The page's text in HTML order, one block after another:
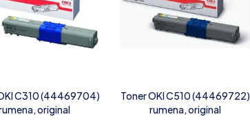
C310 (44469704)
original
Toner OKI C510 (44469722)
rumena, original